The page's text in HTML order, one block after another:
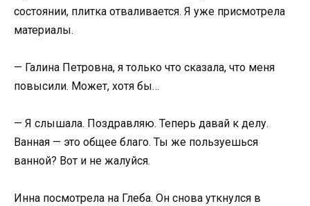
состоянии, плитка отваливается. Я уже присмотрела
материалы.
— Галина Петровна, я только что сказала, что меня
повысили. Может, хотя бы…
— Я слышала. Поздравляю. Теперь давай к делу.
Ванная — это общее благо. Ты же пользуешься
ванной? Вот и не жалуйся.
Инна посмотрела на Глеба. Он снова уткнулся в